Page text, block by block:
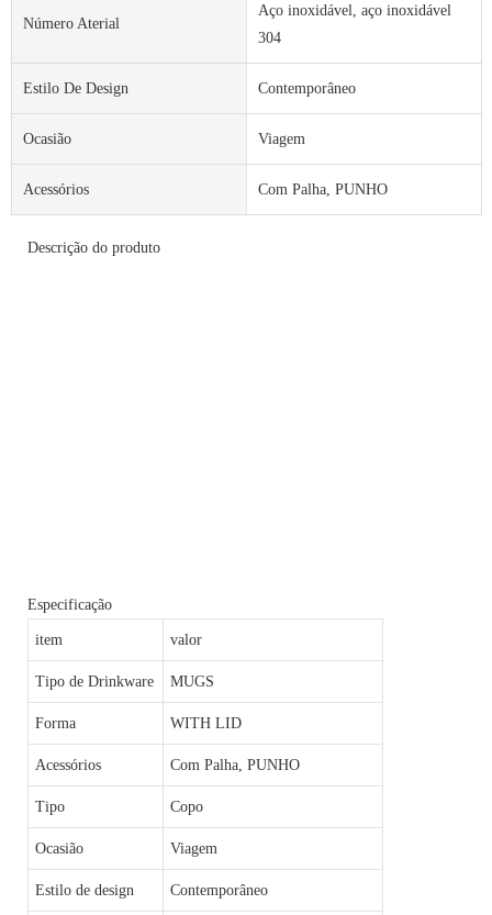
Número Aterial
Aço inoxidável, aço inoxidável
304
Estilo De Design Contemporâneo
Ocasião Viagem
Acessórios Com Palha, PUNHO
Descrição do produto
Especificação
item valor
Tipo de Drinkware MUGS
Forma WITH LID
Acessórios Com Palha, PUNHO
Tipo Copo
Ocasião Viagem
Estilo de design Contemporâneo